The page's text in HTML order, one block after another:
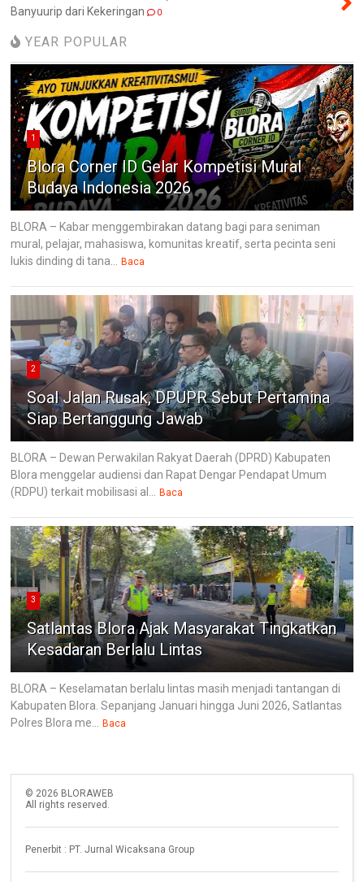
Banyuurip dari Kekeringan
0
YEAR POPULAR
1
Blora Corner ID Gelar Kompetisi Mural
Budaya Indonesia 2026
BLORA – Kabar menggembirakan datang bagi para seniman
mural, pelajar, mahasiswa, komunitas kreatif, serta pecinta seni
lukis dinding di tana...
Baca
2
Soal Jalan Rusak, DPUPR Sebut Pertamina
Siap Bertanggung Jawab
BLORA – Dewan Perwakilan Rakyat Daerah (DPRD) Kabupaten
Blora menggelar audiensi dan Rapat Dengar Pendapat Umum
(RDPU) terkait mobilisasi al...
Baca
3
Satlantas Blora Ajak Masyarakat Tingkatkan
Kesadaran Berlalu Lintas
BLORA – Keselamatan berlalu lintas masih menjadi tantangan di
Kabupaten Blora. Sepanjang Januari hingga Juni 2026, Satlantas
Polres Blora me...
Baca
© 2026 BLORAWEB
All rights reserved.
Penerbit : PT. Jurnal Wicaksana Group